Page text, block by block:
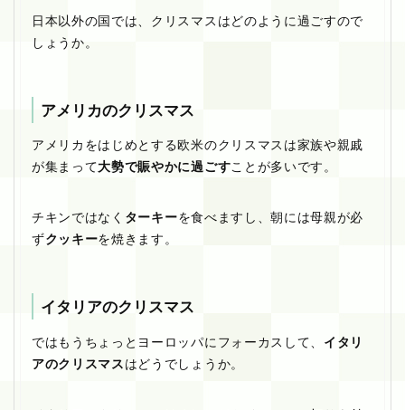
日本以外の国では、クリスマスはどのように過ごすので
しょうか。
アメリカのクリスマス
アメリカをはじめとする欧米のクリスマスは家族や親戚
が集まって大勢で賑やかに過ごすことが多いです。
チキンではなく ターキーを食べますし、朝には母親が必
ずクッキーを焼きます。
イタリアのクリスマス
ではもうちょっとヨーロッパにフォーカスして、 イタリ
アのクリスマスはどうでしょうか。